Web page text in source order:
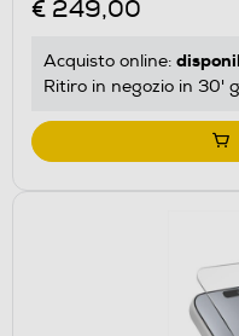
€ 249,00
Acquisto online:
Ritiro in negozio in 30'